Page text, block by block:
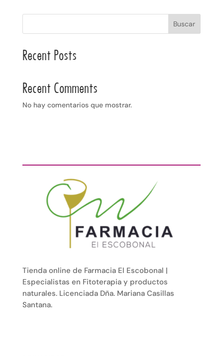
Buscar
Recent Posts
Recent Comments
No hay comentarios que mostrar.
Tienda online de Farmacia El Escobonal |
Especialistas en Fitoterapia y productos
naturales. Licenciada Dña. Mariana Casillas
Santana.